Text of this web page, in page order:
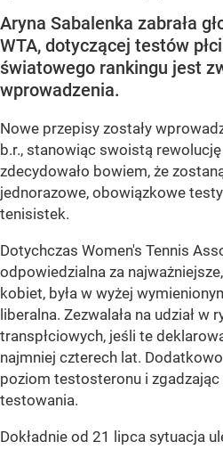
Aryna Sabalenka zabrała
WTA, dotyczącej testów
światowego rankingu jest
wprowadzenia.
Nowe przepisy zostały
b.r., stanowiąc swoistą
zdecydowało bowiem, że
jednorazowe, obowiązkowe
tenisistek.
Dotychczas Women's Tennis
odpowiedzialna za
kobiet, była w wyżej
liberalna. Zezwalała na udział w
transpłciowych, jeśli te
najmniej czterech lat.
poziom testosteronu i
testowania.
Dokładnie od 21 lipca sytuacja